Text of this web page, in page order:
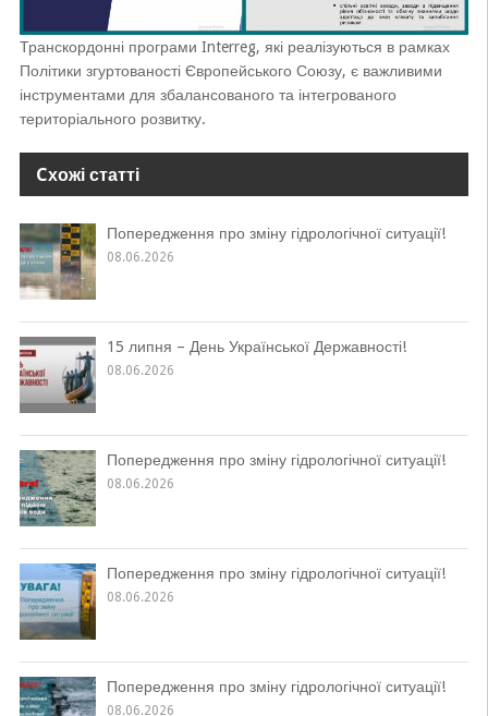
Транскордонні програми Interreg, які реалізуються в рамках
Політики згуртованості Європейського Союзу, є важливими
інструментами для збалансованого та інтегрованого
територіального розвитку.
Cхожі статті
Попередження про зміну гідрологічної ситуації!
08.06.2026
15 липня – День Української Державності!
08.06.2026
Попередження про зміну гідрологічної ситуації!
08.06.2026
Попередження про зміну гідрологічної ситуації!
08.06.2026
Попередження про зміну гідрологічної ситуації!
08.06.2026